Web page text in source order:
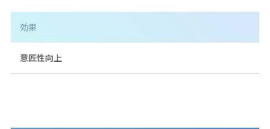
効果
意匠性向上